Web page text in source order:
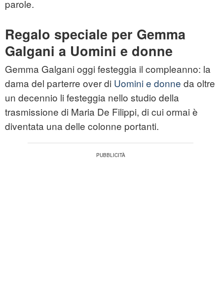
parole.
Regalo speciale per Gemma
Galgani a Uomini e donne
Gemma Galgani oggi festeggia il compleanno: la
dama del parterre over di Uomini e donne da oltre
un decennio li festeggia nello studio della
trasmissione di Maria De Filippi, di cui ormai è
diventata una delle colonne portanti.